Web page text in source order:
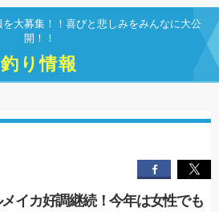
大募集！！喜びと悲しみをみんなに大公
開！！
釣り情報
イカ好調継続！今年は女性でも